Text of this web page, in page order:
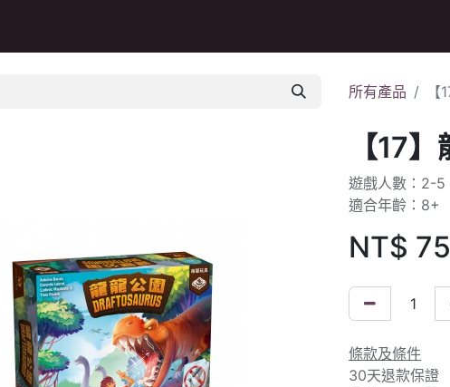
所有產品
【17
遊戲人數：2-5
適合年齡：8+
NT$
條款及條件
30天退款保證